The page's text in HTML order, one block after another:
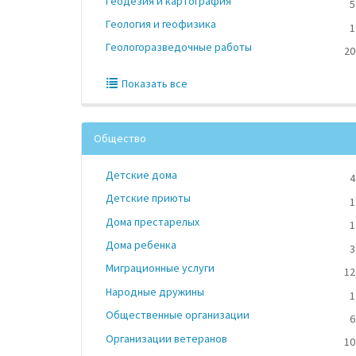
5
Геология и геофизика
1
Геологоразведочные работы
20
Показать все
Общество
Детские дома
4
Детские приюты
1
Дома престарелых
1
Дома ребенка
3
Миграционные услуги
12
Народные дружины
1
Общественные организации
6
Организации ветеранов
10